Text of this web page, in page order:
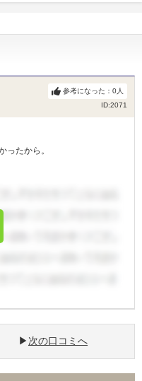
ID:2071
参考になった： 0人
ったから。
次の口コミへ